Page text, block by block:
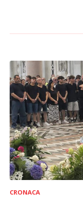
CRONACA